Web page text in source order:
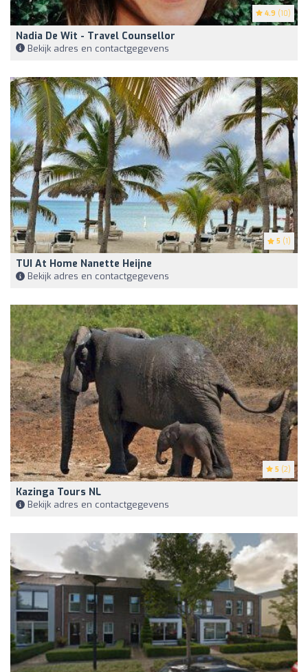
4.9 (10)
Nadia De Wit - Travel Counsellor
Bekijk adres en contactgegevens
5 (1)
TUI At Home Nanette Heijne
Bekijk adres en contactgegevens
5 (2)
Kazinga Tours NL
Bekijk adres en contactgegevens